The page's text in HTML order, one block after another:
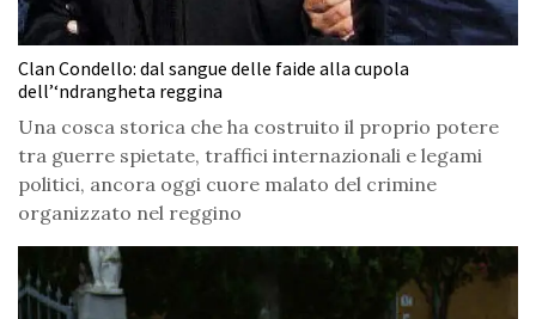
Clan Condello: dal sangue delle faide alla cupola
dell’‘ndrangheta reggina
Una cosca storica che ha costruito il proprio potere
tra guerre spietate, traffici internazionali e legami
politici, ancora oggi cuore malato del crimine
organizzato nel reggino